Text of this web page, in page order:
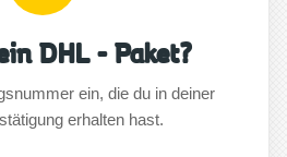
DHL - Paket?
ein, die du in deiner
erhalten hast.